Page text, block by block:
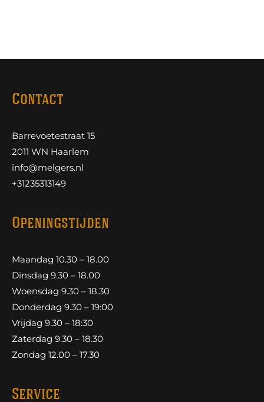
Contact
Barrevoetestraat 15
2011 WN Haarlem
info@melgers.nl
+31235313149
Openingstijden
Maandag 10.30 – 18.00
Dinsdag 9.30 – 18.00
Woensdag 9.30 – 18.30
Donderdag 9.30 – 19:00
Vrijdag 9.30 – 18:30
Zaterdag 9.30 – 18.30
Zondag 12.00 – 17.30
Service